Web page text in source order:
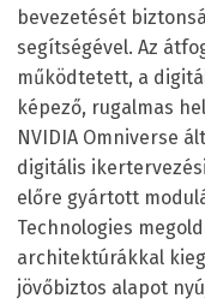
bevezetését
segítségével. Az
működtetett, a
képező, rugalmas
NVIDIA Omniverse
digitális
előre gyártott
Technologies
architektúrákkal
jövőbiztos alapot